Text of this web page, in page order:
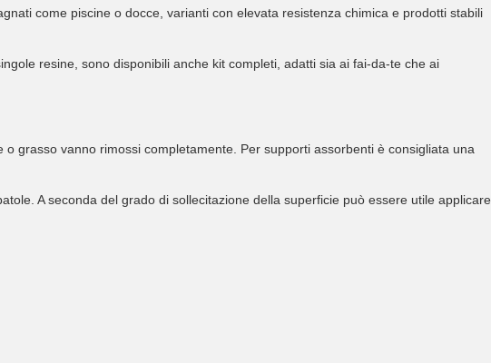
come piscine o docce, varianti con elevata resistenza chimica e prodotti stabili
resine, sono disponibili anche kit completi, adatti sia ai fai-da-te che ai
grasso vanno rimossi completamente. Per supporti assorbenti è consigliata una
A seconda del grado di sollecitazione della superficie può essere utile applicare